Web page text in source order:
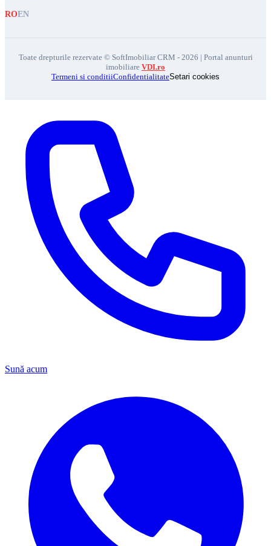
ROEN
Toate drepturile rezervate © SoftImobiliar CRM - 2026 | Portal anunturi
imobiliare VDI.ro
Termeni si conditiiConfidentialitateSetari cookies
Sună acum